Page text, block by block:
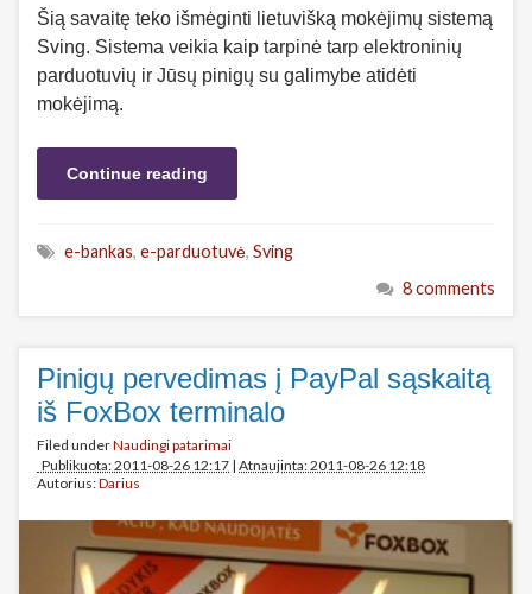
Šią savaitę teko išmėginti lietuvišką mokėjimų sistemą
Sving. Sistema veikia kaip tarpinė tarp elektroninių
parduotuvių ir Jūsų pinigų su galimybe atidėti
mokėjimą.
Continue reading
e-bankas, e-parduotuvė, Sving
8 comments
Pinigų pervedimas į PayPal sąskaitą
iš FoxBox terminalo
Filed underNaudingi patarimai
Publikuota: 2011-08-26 12:17 | Atnaujinta: 2011-08-26 12:18
Autorius:Darius